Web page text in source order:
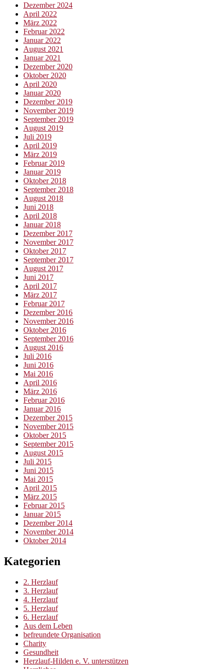
Dezember 2024
April 2022
März 2022
Februar 2022
Januar 2022
August 2021
Januar 2021
Dezember 2020
Oktober 2020
April 2020
Januar 2020
Dezember 2019
November 2019
September 2019
August 2019
Juli 2019
April 2019
März 2019
Februar 2019
Januar 2019
Oktober 2018
September 2018
August 2018
Juni 2018
April 2018
Januar 2018
Dezember 2017
November 2017
Oktober 2017
September 2017
August 2017
Juni 2017
April 2017
März 2017
Februar 2017
Dezember 2016
November 2016
Oktober 2016
September 2016
August 2016
Juli 2016
Juni 2016
Mai 2016
April 2016
März 2016
Februar 2016
Januar 2016
Dezember 2015
November 2015
Oktober 2015
September 2015
August 2015
Juli 2015
Juni 2015
Mai 2015
April 2015
März 2015
Februar 2015
Januar 2015
Dezember 2014
November 2014
Oktober 2014
Kategorien
2. Herzlauf
3. Herzlauf
4. Herzlauf
5. Herzlauf
6. Herzlauf
Aus dem Leben
befreundete Organisation
Charity
Gesundheit
Herzlauf-Hilden e. V. unterstützen